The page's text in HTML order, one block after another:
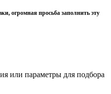
огромная просьба заполнить эту
или параметры для подбора